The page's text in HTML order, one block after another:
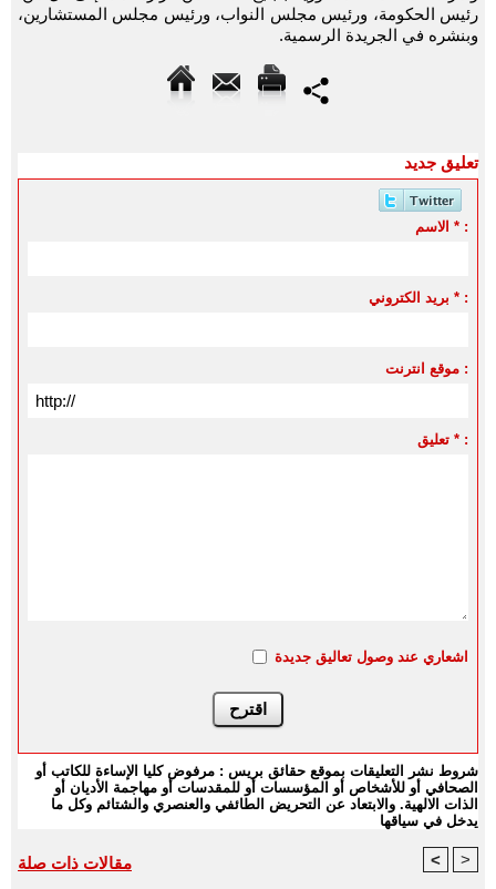
رئيس الحكومة، ورئيس مجلس النواب، ورئيس مجلس المستشارين،
وبنشره في الجريدة الرسمية.
تعليق جديد
الاسم * :
بريد الكتروني * :
موقع انترنت :
تعليق * :
اشعاري عند وصول تعاليق جديدة
شروط نشر التعليقات بموقع حقائق بريس : مرفوض كليا الإساءة للكاتب أو
الصحافي أو للأشخاص أو المؤسسات أو للمقدسات أو مهاجمة الأديان أو
الذات الالهية. والابتعاد عن التحريض الطائفي والعنصري والشتائم وكل ما
يدخل في سياقها
مقالات ذات صلة < >